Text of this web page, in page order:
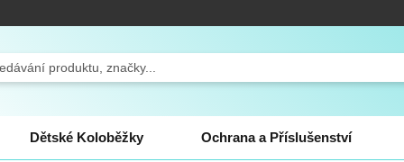
Dětské Koloběžky Ochrana a Příslušenství